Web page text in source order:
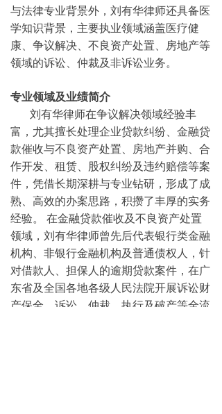
与法律专业背景外，刘有华律师还具备医
学知识背景，主要执业领域涵盖医疗健
康、争议解决、不良资产处置、房地产等
领域的诉讼、仲裁及非诉讼业务。
专业领域及业绩简介
刘有华律师在争议解决领域经验丰
富，尤其擅长处理企业贷款纠纷、金融贷
款催收与不良资产处置、房地产并购、合
作开发、租赁、股权纠纷及违约赔偿等案
件，凭借长期深耕与专业钻研，形成了成
熟、高效的办案思路，积攒了丰厚的实务
经验。 在金融贷款催收及不良资产处置
领域，刘有华律师曾先后代表银行类金融
机构、非银行金融机构及普通债权人，针
对借款人、担保人的逾期贷款案件，在广
东省及全国各地各级人民法院开展诉讼财
产保全、诉讼、仲裁、执行及破产等全流